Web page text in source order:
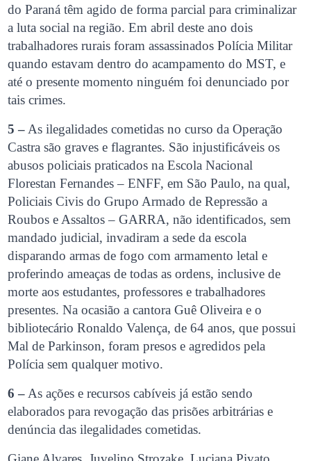
do Paraná têm agido de forma parcial para criminalizar
a luta social na região. Em abril deste ano dois
trabalhadores rurais foram assassinados Polícia Militar
quando estavam dentro do acampamento do MST, e
até o presente momento ninguém foi denunciado por
tais crimes.
5 –As ilegalidades cometidas no curso da Operação
Castra são graves e flagrantes. São injustificáveis os
abusos policiais praticados na Escola Nacional
Florestan Fernandes – ENFF, em São Paulo, na qual,
Policiais Civis do Grupo Armado de Repressão a
Roubos e Assaltos – GARRA, não identificados, sem
mandado judicial, invadiram a sede da escola
disparando armas de fogo com armamento letal e
proferindo ameaças de todas as ordens, inclusive de
morte aos estudantes, professores e trabalhadores
presentes. Na ocasião a cantora Guê Oliveira e o
bibliotecário Ronaldo Valença, de 64 anos, que possui
Mal de Parkinson, foram presos e agredidos pela
Polícia sem qualquer motivo.
6 –As ações e recursos cabíveis já estão sendo
elaborados para revogação das prisões arbitrárias e
denúncia das ilegalidades cometidas.